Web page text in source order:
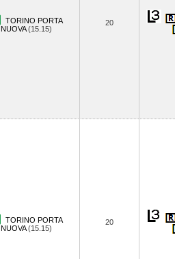
TORINO PORTA
NUOVA(15.15)
20
TORINO PORTA
NUOVA(15.15)
20